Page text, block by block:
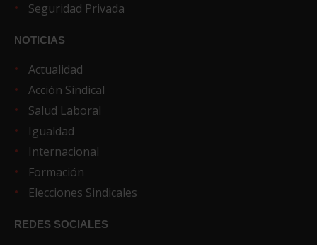
Seguridad Privada
NOTICIAS
Actualidad
Acción Sindical
Salud Laboral
Igualdad
Internacional
Formación
Elecciones Sindicales
REDES SOCIALES